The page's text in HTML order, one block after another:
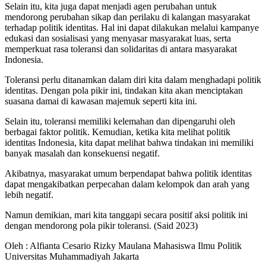
Selain itu, kita juga dapat menjadi agen perubahan untuk
mendorong perubahan sikap dan perilaku di kalangan masyarakat
terhadap politik identitas. Hal ini dapat dilakukan melalui kampanye
edukasi dan sosialisasi yang menyasar masyarakat luas, serta
memperkuat rasa toleransi dan solidaritas di antara masyarakat
Indonesia.
Toleransi perlu ditanamkan dalam diri kita dalam menghadapi politik
identitas. Dengan pola pikir ini, tindakan kita akan menciptakan
suasana damai di kawasan majemuk seperti kita ini.
Selain itu, toleransi memiliki kelemahan dan dipengaruhi oleh
berbagai faktor politik. Kemudian, ketika kita melihat politik
identitas Indonesia, kita dapat melihat bahwa tindakan ini memiliki
banyak masalah dan konsekuensi negatif.
Akibatnya, masyarakat umum berpendapat bahwa politik identitas
dapat mengakibatkan perpecahan dalam kelompok dan arah yang
lebih negatif.
Namun demikian, mari kita tanggapi secara positif aksi politik ini
dengan mendorong pola pikir toleransi. (Said 2023)
Oleh : Alfianta Cesario Rizky Maulana Mahasiswa Ilmu Politik
Universitas Muhammadiyah Jakarta